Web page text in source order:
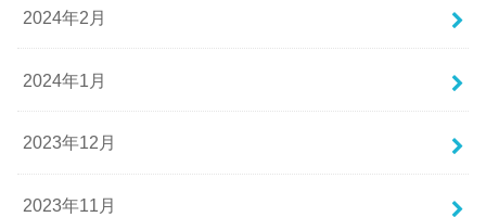
2024年2月
2024年1月
2023年12月
2023年11月